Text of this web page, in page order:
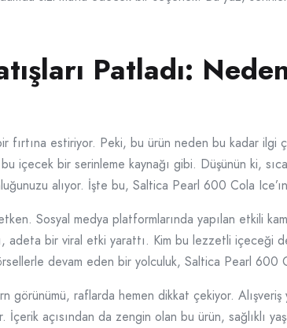
Patladı:
estiriyor. Peki, bu ürün neden bu kadar ilgi
içecek bir serinleme kaynağı gibi. Düşünün ki,
alıyor. İşte bu, Saltica Pearl 600 Cola
Sosyal medya platformlarında yapılan etkili
adeta bir viral etki yarattı. Kim bu lezzetli içeceği
devam eden bir yolculuk, Saltica Pearl 600
görünümü, raflarda hemen dikkat çekiyor.
açısından da zengin olan bu ürün, sağlıklı